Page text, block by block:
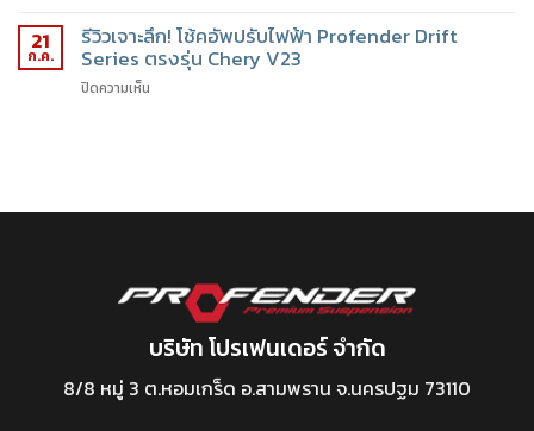
21
ก.ค.
รีวิวเจาะลึก! โช้คอัพปรับไฟฟ้า Profender Drift
Series ตรงรุ่น Chery V23
ปิดความเห็น
บริษัท โปรเฟนเดอร์ จำกัด
8/8 หมู่ 3 ต.หอมเกร็ด อ.สามพราน จ.นครปฐม 73110